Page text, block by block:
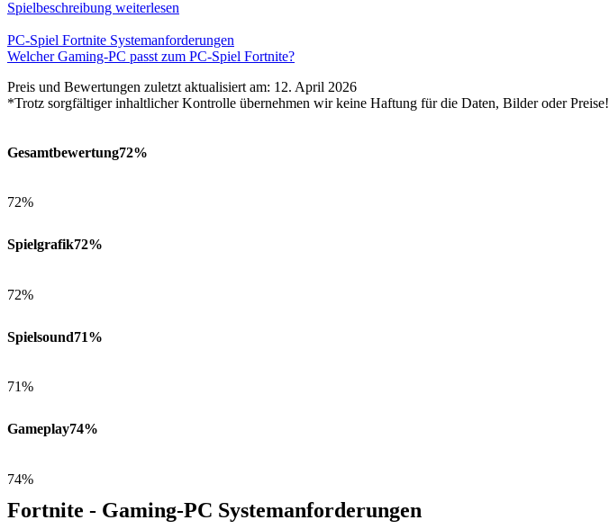
Spielbeschreibung weiterlesen
PC-Spiel Fortnite Systemanforderungen
Welcher Gaming-PC passt zum PC-Spiel Fortnite?
Preis und Bewertungen zuletzt aktualisiert am: 12. April 2026
*Trotz sorgfältiger inhaltlicher Kontrolle übernehmen wir keine Haftung für die Daten, Bilder oder Preise!
Gesamtbewertung72%
72%
Spielgrafik72%
72%
Spielsound71%
71%
Gameplay74%
74%
Fortnite - Gaming-PC Systemanforderungen